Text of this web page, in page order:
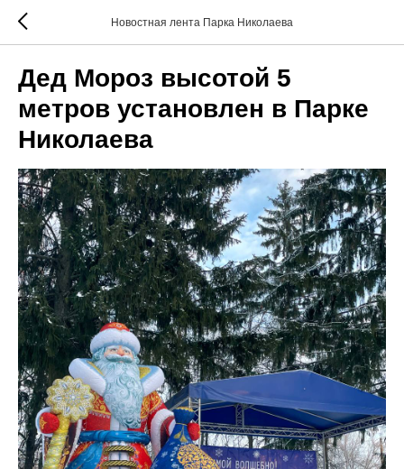
Новостная лента Парка Николаева
Дед Мороз высотой 5
метров установлен в Парке
Николаева